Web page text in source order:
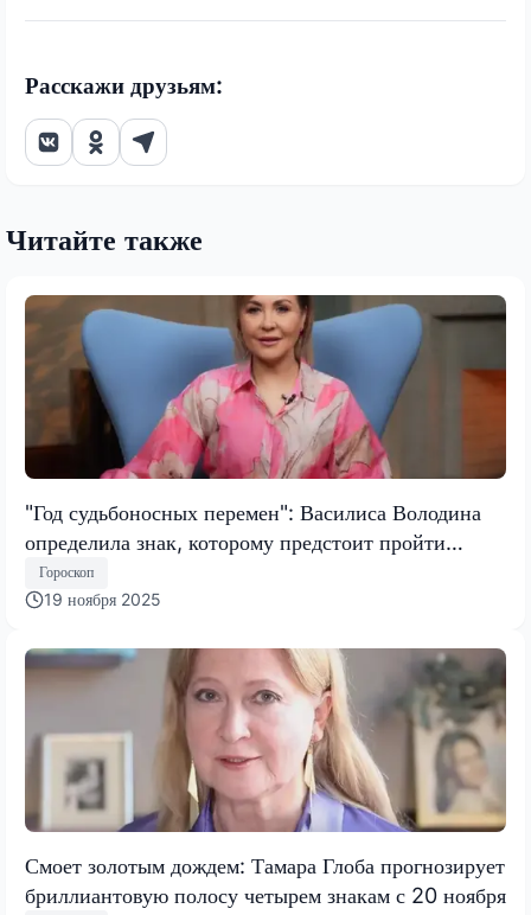
Расскажи друзьям:
Читайте также
"Год судьбоносных перемен": Василиса Володина
определила знак, которому предстоит пройти
испытание, меняющее все
Гороскоп
19 ноября 2025
Смоет золотым дождем: Тамара Глоба прогнозирует
бриллиантовую полосу четырем знакам с 20 ноября